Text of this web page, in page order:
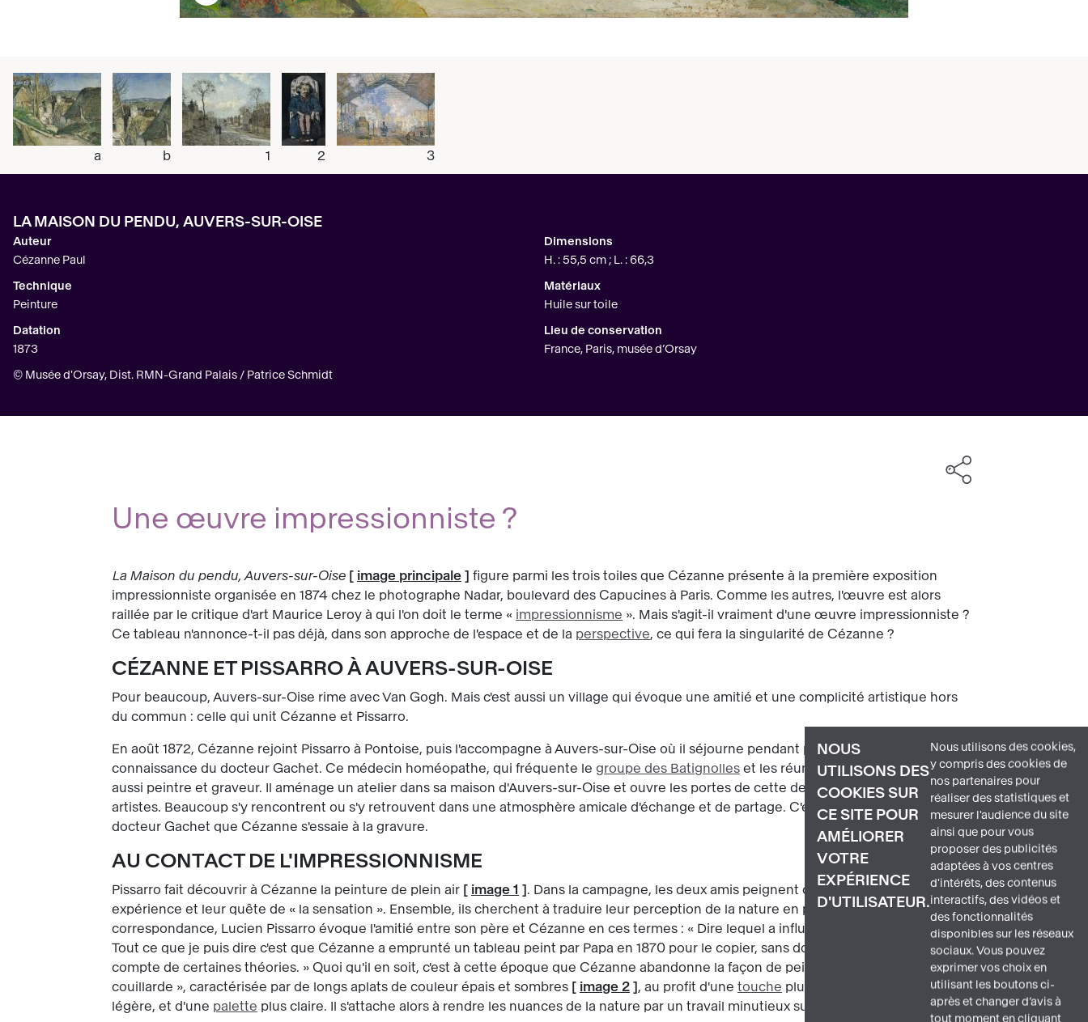
NOUS
UTILISONS DES
COOKIES SUR
CE SITE POUR
AMÉLIORER
VOTRE
EXPÉRIENCE
D'UTILISATEUR.
Nous utilisons des cookies,
y compris des cookies de
nos partenaires pour
réaliser des statistiques et
mesurer l'audience du site
ainsi que pour vous
proposer des publicités
adaptées à vos centres
d'intérêts, des contenus
interactifs, des vidéos et
des fonctionnalités
disponibles sur les réseaux
sociaux. Vous pouvez
exprimer vos choix en
utilisant les boutons ci-
après et changer d’avis à
tout moment en cliquant
a b 1 2 3
LA MAISON DU PENDU, AUVERS-SUR-OISE
Auteur
Cézanne Paul
Dimensions
H. : 55,5 cm ; L. : 66,3
Technique
Peinture
Matériaux
Huile sur toile
Datation
1873
Lieu de conservation
France, Paris, musée d’Orsay
© Musée d'Orsay, Dist. RMN-Grand Palais / Patrice Schmidt
Une œuvre impressionniste ?
La Maison du pendu, Auvers-sur-Oise [ image principale ] figure parmi les trois toiles que Cézanne présente à la première exposition
impressionniste organisée en 1874 chez le photographe Nadar, boulevard des Capucines à Paris. Comme les autres, l'œuvre est alors
raillée par le critique d'art Maurice Leroy à qui l'on doit le terme « impressionnisme ». Mais s'agit-il vraiment d'une œuvre impressionniste ?
Ce tableau n'annonce-t-il pas déjà, dans son approche de l'espace et de la perspective, ce qui fera la singularité de Cézanne ?
CÉZANNE ET PISSARRO À AUVERS-SUR-OISE
Pour beaucoup, Auvers-sur-Oise rime avec Van Gogh. Mais c'est aussi un village qui évoque une amitié et une complicité artistique hors
du commun : celle qui unit Cézanne et Pissarro.
En août 1872, Cézanne rejoint Pissarro à Pontoise, puis l'accompagne à Auvers-sur-Oise où il séjourne pendant plus d'un an. Il y fait la
connaissance du docteur Gachet. Ce médecin homéopathe, qui fréquente le groupe des Batignolles et les réunions ducafé Guerbois, est
aussi peintre et graveur. Il aménage un atelier dans sa maison d'Auvers-sur-Oise et ouvre les portes de cette demeure insolite à ses amis
artistes. Beaucoup s'y rencontrent ou s'y retrouvent dans une atmosphère amicale d'échange et de partage. C'est d'ailleurs aux côtés du
docteur Gachet que Cézanne s'essaie à la gravure.
AU CONTACT DE L'IMPRESSIONNISME
Pissarro fait découvrir à Cézanne la peinture de plein air [ image 1 ] . Dans la campagne, les deux amis peignent côte à côte, partageant leur
expérience et leur quête de « la sensation ». Ensemble, ils cherchent à traduire leur perception de la nature en peinture. Dans sa
correspondance, Lucien Pissarro évoque l'amitié entre son père et Cézanne en ces termes : « Dire lequel a influencé l'autre est impossible.
Tout ce que je puis dire c'est que Cézanne a emprunté un tableau peint par Papa en 1870 pour le copier, sans doute pour se rendre
compte de certaines théories. » Quoi qu'il en soit, c'est à cette époque que Cézanne abandonne la façon de peindre de sa « période
couillarde », caractérisée par de longs aplats de couleur épais et sombres [ image 2 ] , au profit d'une touche plus fragmentée et plus
légère, et d'une palette plus claire. Il s'attache alors à rendre les nuances de la nature par un travail minutieux sur la couleur.